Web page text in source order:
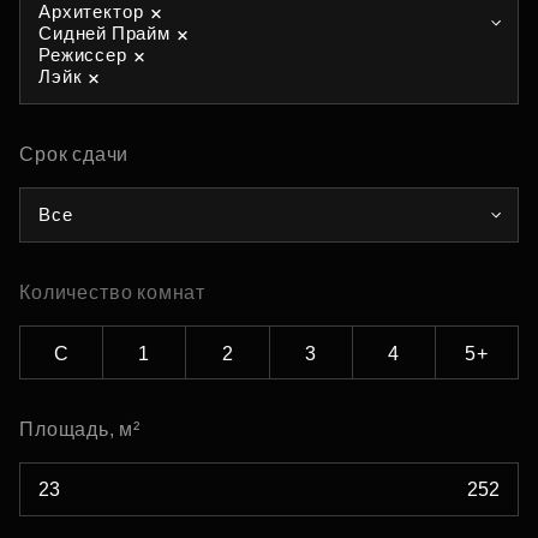
Архитектор
Сидней Прайм
Режиссер
Лэйк
Срок сдачи
Все
Количество комнат
С 1 2 3 4 5+
Площадь, м²